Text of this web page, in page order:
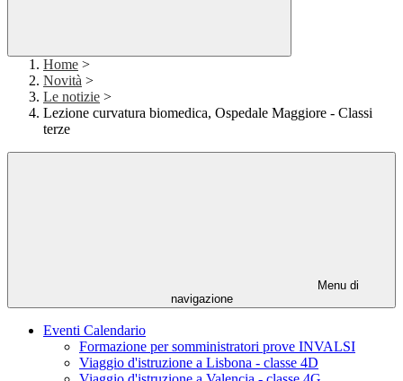
Home >
Novità >
Le notizie >
Lezione curvatura biomedica, Ospedale Maggiore - Classi
terze
Menu di
navigazione
Eventi Calendario
Formazione per somministratori prove INVALSI
Viaggio d'istruzione a Lisbona - classe 4D